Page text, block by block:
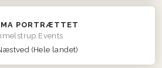
PORTRÆTTET
Events
(Hele landet)